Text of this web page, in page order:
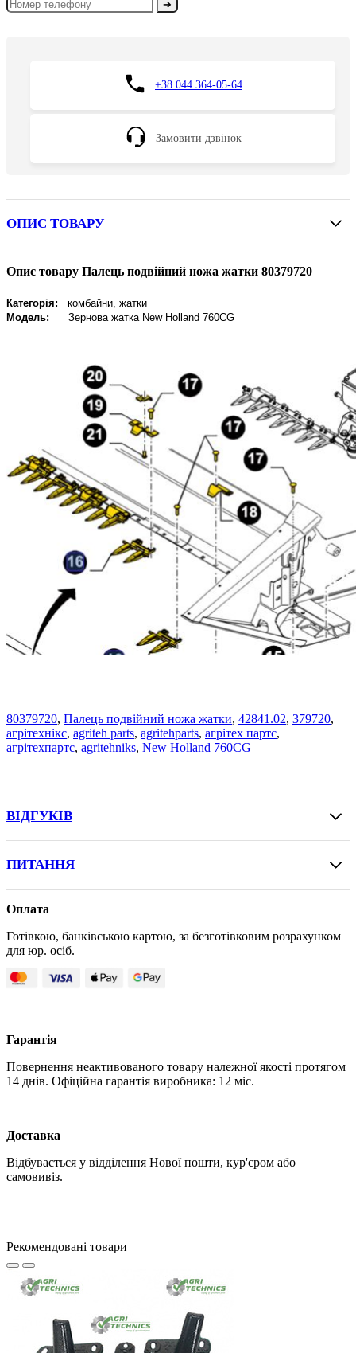
➔
+38 044 364-05-64
Замовити дзвінок
ОПИС ТОВАРУ
Опис товару Палець подвійний ножа жатки 80379720
Категорія:
комбайни, жатки
Модель: Зернова жатка New Holland 760CG
80379720, Палець подвійний ножа жатки, 42841.02, 379720,
агрітехнікс, agriteh parts, agritehparts, агрітех партс,
агрітехпартс, agritehniks, New Holland 760CG
ВІДГУКІВ
ПИТАННЯ
Оплата
Готівкою, банківською картою, за безготівковим розрахунком
для юр. осіб.
Гарантія
Повернення неактивованого товару належної якості протягом
14 днів. Офіційна гарантія виробника: 12 міс.
Доставка
Відбувається у відділення Нової пошти, кур'єром або
самовивіз.
Рекомендовані товари